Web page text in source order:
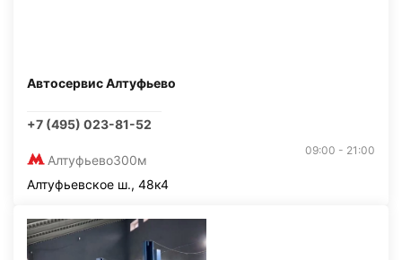
Автосервис Алтуфьево
+7 (495) 023-81-52
Алтуфьево300м
09:00 - 21:00
Алтуфьевское ш., 48к4